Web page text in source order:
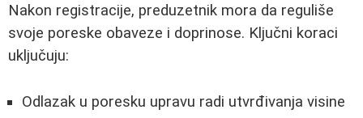
Nakon registracije, preduzetnik mora da reguliše
svoje poreske obaveze i doprinose. Ključni koraci
uključuju:
Odlazak u poresku upravu radi utvrđivanja visine